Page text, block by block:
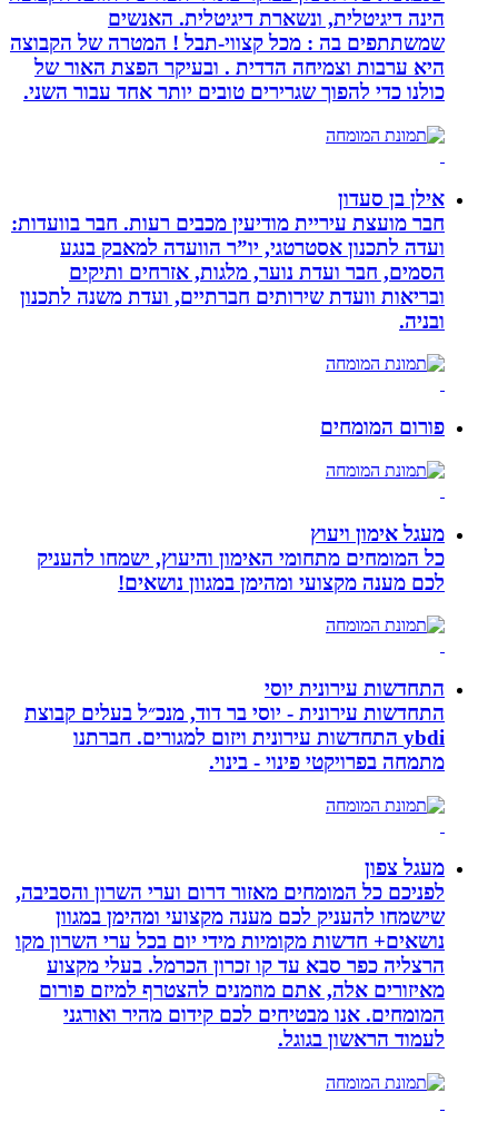
הינה דיגיטלית, ונשארת דיגיטלית. האנשים
שמשתתפים בה : מכל קצווי-תבל ! המטרה של הקבוצה
היא ערבות וצמיחה הדדית . ובעיקר הפצת האור של
כולנו כדי להפוך שגרירים טובים יותר אחד עבור השני.
אילן בן סעדון
חבר מועצת עיריית מודיעין מכבים רעות. חבר בוועדות:
ועדה לתכנון אסטרטגי, יו”ר הוועדה למאבק בנגע
הסמים, חבר ועדת נוער, מלגות, אזרחים ותיקים
ובריאות וועדת שירותים חברתיים, ועדת משנה לתכנון
פורום המומחים
מעגל אימון ויעוץ
כל המומחים מתחומי האימון והיעוץ, ישמחו להעניק
לכם מענה מקצועי ומהימן במגוון נושאים!
התחדשות עירונית יוסי
התחדשות עירונית - יוסי בר דוד, מנכ״ל בעלים קבוצת
ybdi התחדשות עירונית ויזום למגורים. חברתנו
מתמחה בפרויקטי פינוי - בינוי.
מעגל צפון
לפניכם כל המומחים מאזור דרום וערי השרון והסביבה,
שישמחו להעניק לכם מענה מקצועי ומהימן במגוון
נושאים+ חדשות מקומיות מידי יום בכל ערי השרון מקו
הרצליה כפר סבא עד קו זכרון הכרמל. בעלי מקצוע
מאיזורים אלה, אתם מוזמנים להצטרף למיזם פורום
המומחים. אנו מבטיחים לכם קידום מהיר ואורגני
לעמוד הראשון בגוגל.